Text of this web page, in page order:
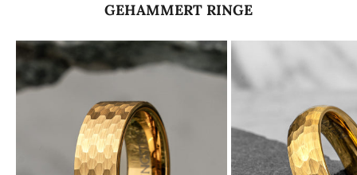
GEHAMMERT RINGE